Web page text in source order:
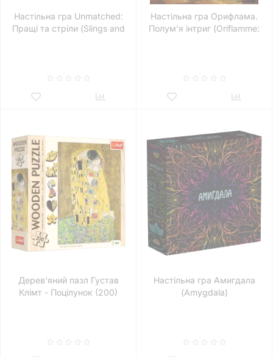
Настільна гра Unmatched:
Пращі та стріли (Slings and
Настільна гра Орифлама.
Полум'я інтриг (Oriflamme:
Дерев'яний пазл Густав
Клімт - Поцілунок (200)
Настільна гра Амигдала
(Amygdala)